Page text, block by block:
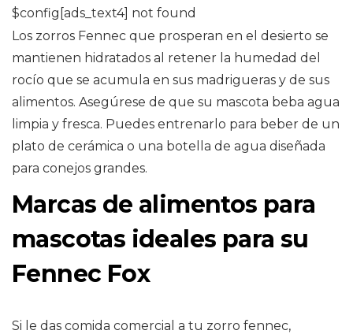
$config[ads_text4] not found
Los zorros Fennec que prosperan en el desierto se
mantienen hidratados al retener la humedad del
rocío que se acumula en sus madrigueras y de sus
alimentos. Asegúrese de que su mascota beba agua
limpia y fresca. Puedes entrenarlo para beber de un
plato de cerámica o una botella de agua diseñada
para conejos grandes.
Marcas de alimentos para
mascotas ideales para su
Fennec Fox
Si le das comida comercial a tu zorro fennec,